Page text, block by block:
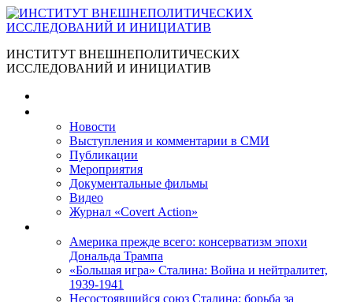
ИНСТИТУТ ВНЕШНЕПОЛИТИЧЕСКИХ
ИССЛЕДОВАНИЙ И ИНИЦИАТИВ
Новости
Выступления и коммента­рии в СМИ
Публикации
Мероприятия
Документальные фильмы
Видео
Журнал «Covert Action»
Америка прежде всего: консерватизм эпохи
Дональда Трампа
«Большая игра» Сталина: Война и нейтралитет,
1939-1941
Несостоявшийся союз Сталина: борьба за